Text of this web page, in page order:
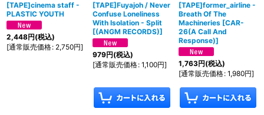
[TAPE]cinema staff -
PLASTIC YOUTH
2,448円(税込)
[通常販売価格: 2,750円]
[TAPE]Fuyajoh / Never
Confuse Loneliness
With Isolation - Split
[(ANGM RECORDS)]
979円(税込)
[通常販売価格: 1,100円]
[TAPE]former_airline -
Breath Of The
Machineries [CAR-
26(A Call And
Response)]
1,763円(税込)
[通常販売価格: 1,980円]